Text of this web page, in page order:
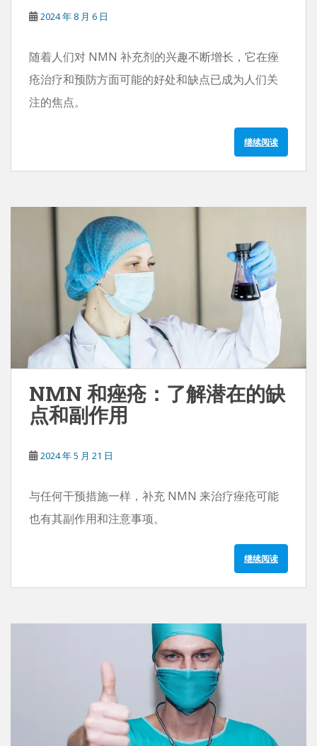
2024 年 8 月 6 日
随着人们对 NMN 补充剂的兴趣不断增长，它在痤
疮治疗和预防方面可能的好处和缺点已成为人们关
注的焦点。
继续阅读
NMN 和痤疮：了解潜在的缺
点和副作用
2024 年 5 月 21 日
与任何干预措施一样，补充 NMN 来治疗痤疮可能
也有其副作用和注意事项。
继续阅读